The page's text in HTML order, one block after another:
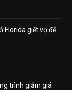
Florida giết vợ để
trình giảm giá